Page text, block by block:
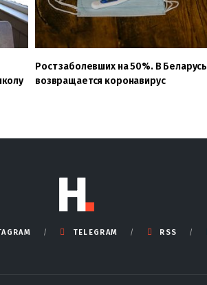
Рост заболевших на 50%. В Беларусь
возвращается коронавирус
TELEGRAM RSS